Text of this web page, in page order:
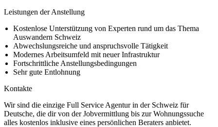
Leistungen der Anstellung
Kostenlose Unterstützung von Experten rund um das Thema
Auswandern Schweiz
Abwechslungsreiche und anspruchsvolle Tätigkeit
Modernes Arbeitsumfeld mit neuer Infrastruktur
Fortschrittliche Anstellungsbedingungen
Sehr gute Entlohnung
Kontakte
Wir sind die einzige Full Service Agentur in der Schweiz für
Deutsche, die dir von der Jobvermittlung bis zur Wohnungssuche
alles kostenlos inklusive eines persönlichen Beraters anbietet.